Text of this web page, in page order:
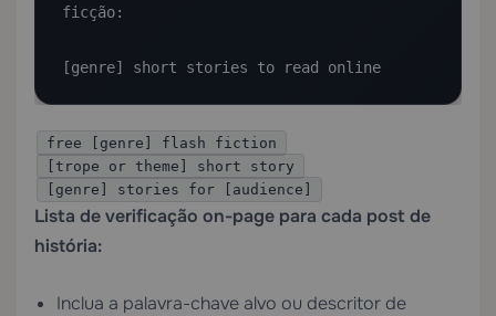
ficção:
[genre] short stories to read online
free [genre] flash fiction
[trope or theme] short story
[genre] stories for [audience]
Lista de verificação on-page para cada post de
história:
Inclua a palavra-chave alvo ou descritor de